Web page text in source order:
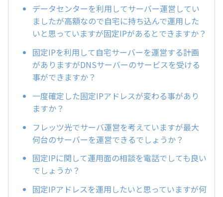
データセンターを利用してサーバー運営してい
ましたが高額なので自宅に持ち込んで運用した
いと思っていますが固定IPがあるとできますか？
固定IPを利用して自宅サーバーを運営する計画
がありますがDNSサーバーのサービスを受ける
事ができますか？
一度確定した固定IPアドレスが変わる事があり
ますか？
フレッツ光でサーバ運営を考えていますが最大
何台のサーバーを運営できるでしょうか？
固定IPに関して運用面の相談を電話でしても良い
でしょうか？
固定IPアドレスを運用したいと思っていますが何